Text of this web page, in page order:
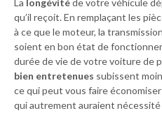
La longévitéde votre véhicule
qu’il reçoit. En remplaçant les
à ce que le moteur, la
soient en bon état de
durée de vie de votre voiture de
bien entretenues subissent
ce qui peut vous faire
qui autrement auraient